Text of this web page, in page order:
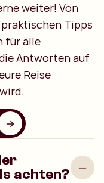
weiter! Von
Tipps
für alle
Antworten auf
Reise
achten?